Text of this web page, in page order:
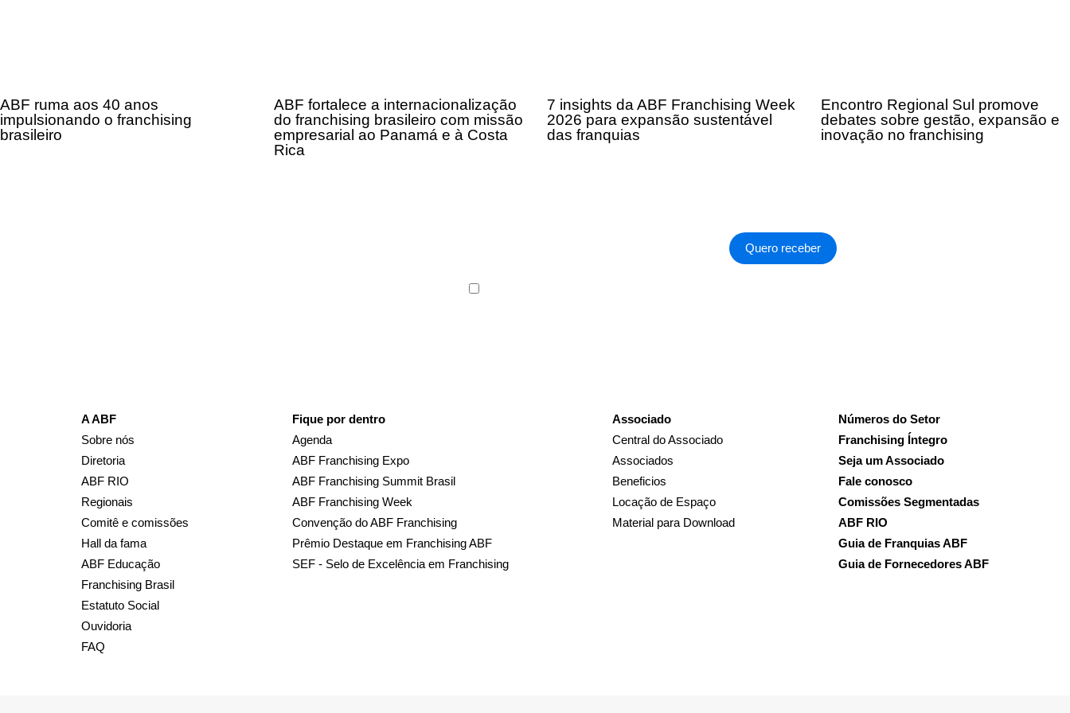
ABF ruma aos 40 anos
impulsionando o franchising
brasileiro
ABF fortalece a internacionalização
do franchising brasileiro com missão
empresarial ao Panamá e à Costa
Rica
7 insights da ABF Franchising Week
2026 para expansão sustentável
das franquias
Encontro Regional Sul promove
debates sobre gestão, expansão e
inovação no franchising
Quero receber
A ABF
Sobre nós
Diretoria
ABF RIO
Regionais
Comitê e comissões
Hall da fama
ABF Educação
Franchising Brasil
Estatuto Social
Ouvidoria
FAQ
Fique por dentro
Agenda
ABF Franchising Expo
ABF Franchising Summit Brasil
ABF Franchising Week
Convenção do ABF Franchising
Prêmio Destaque em Franchising ABF
SEF - Selo de Excelência em Franchising
Associado
Central do Associado
Associados
Beneficios
Locação de Espaço
Material para Download
Números do Setor
Franchising Íntegro
Seja um Associado
Fale conosco
Comissões Segmentadas
ABF RIO
Guia de Franquias ABF
Guia de Fornecedores ABF